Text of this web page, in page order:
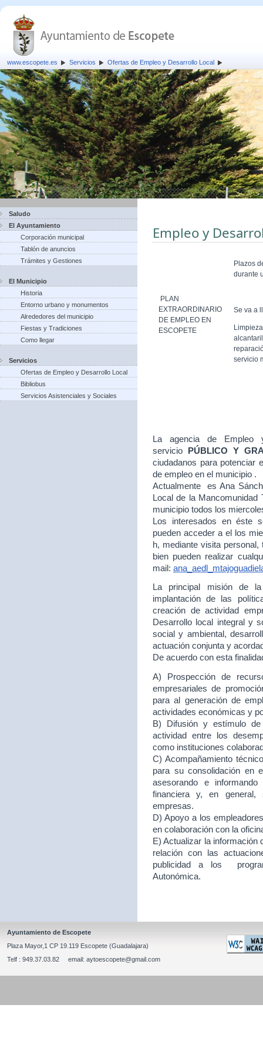
www.escopete.es Servicios Ofertas de Empleo y Desarrollo Local
Saludo
El Ayuntamiento
Corporación municipal
Tablón de anuncios
Trámites y Gestiones
El Municipio
Historia
Entorno urbano y monumentos
Alrededores del municipio
Fiestas y Tradiciones
Como llegar
Servicios
Ofertas de Empleo y Desarrollo Local
Bibliobus
Servicios Asistenciales y Sociales
Empleo y
PLAN
EXTRAORDINARIO
DE EMPLEO EN
ESCOPETE
Plazos
durante
Se va a
servicio
La agencia de Empleo
servicio
PÚBLICO Y
ciudadanos para potenciar
de empleo en el municipio .
Actualmente es Ana
Local de la Mancomunidad
municipio todos los
Los interesados en éste
pueden acceder a el los
h, mediante visita
bien pueden realizar
mail:
La principal misión de
implantación de las
creación de actividad
Desarrollo local integral y
social y ambiental,
actuación conjunta y
De acuerdo con esta
A) Prospección de
empresariales de
para al generación de
actividades económicas y
B) Difusión y estímulo de
actividad entre los
como instituciones
C) Acompañamiento
para su consolidación en
asesorando e
financiera y, en
empresas.
D) Apoyo a los
en colaboración con la
E) Actualizar la información
relación con las
publicidad a los
Autonómica.
Ayuntamiento de Escopete
Plaza Mayor,1 CP 19.119 Escopete (Guadalajara)
Telf : 949.37.03.82 email: aytoescopete@gmail.com